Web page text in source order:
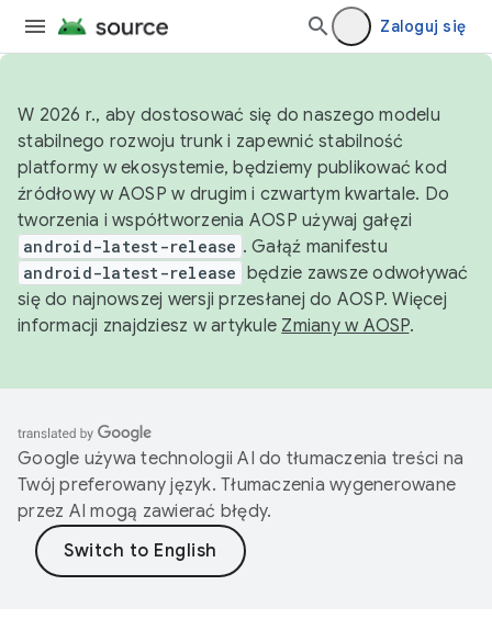
Zaloguj się
W 2026 r., aby dostosować się do naszego modelu
stabilnego rozwoju trunk i zapewnić stabilność
platformy w ekosystemie, będziemy publikować kod
źródłowy w AOSP w drugim i czwartym kwartale. Do
tworzenia i współtworzenia AOSP używaj gałęzi
android-latest-release . Gałąź manifestu
android-latest-release będzie zawsze odwoływać
się do najnowszej wersji przesłanej do AOSP. Więcej
informacji znajdziesz w artykule Zmiany w AOSP.
Google używa technologii AI do tłumaczenia treści na
Twój preferowany język. Tłumaczenia wygenerowane
przez AI mogą zawierać błędy.